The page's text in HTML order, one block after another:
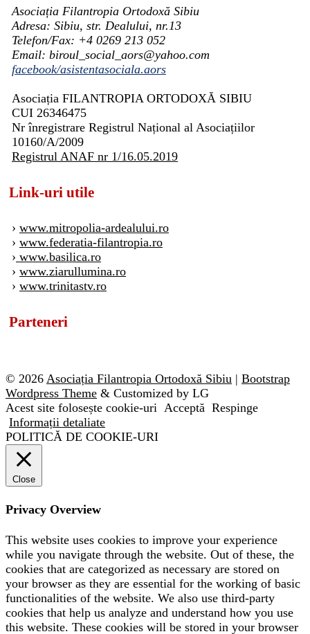
Asociația Filantropia Ortodoxă Sibiu
Adresa: Sibiu, str. Dealului, nr.13
Telefon/Fax: +4 0269 213 052
Email: biroul_social_aors@yahoo.com
facebook/asistentasociala.aors
Asociația FILANTROPIA ORTODOXĂ SIBIU
CUI 26346475
Nr înregistrare Registrul Național al Asociațiilor
10160/A/2009
Registrul ANAF nr 1/16.05.2019
Link-uri utile
› www.mitropolia-ardealului.ro
› www.federatia-filantropia.ro
› www.basilica.ro
› www.ziarullumina.ro
› www.trinitastv.ro
Parteneri
© 2026 Asociația Filantropia Ortodoxă Sibiu | Bootstrap
Wordpress Theme & Customized by LG
Acest site folosește cookie-uri Acceptă Respinge
Informații detaliate
POLITICĂ DE COOKIE-URI
Close
Privacy Overview
This website uses cookies to improve your experience
while you navigate through the website. Out of these, the
cookies that are categorized as necessary are stored on
your browser as they are essential for the working of basic
functionalities of the website. We also use third-party
cookies that help us analyze and understand how you use
this website. These cookies will be stored in your browser